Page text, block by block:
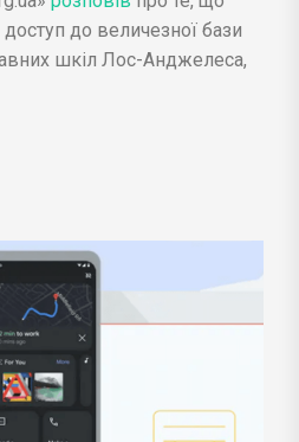
до величезної бази
шкіл Лос-Анджелеса,